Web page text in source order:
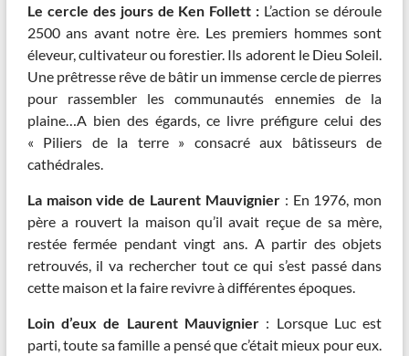
Le cercle des jours de Ken Follett : L’action se déroule
2500 ans avant notre ère. Les premiers hommes sont
éleveur, cultivateur ou forestier. Ils adorent le Dieu Soleil.
Une prêtresse rêve de bâtir un immense cercle de pierres
pour rassembler les communautés ennemies de la
plaine…A bien des égards, ce livre préfigure celui des
« Piliers de la terre » consacré aux bâtisseurs de
cathédrales.
La maison vide de Laurent Mauvignier: En 1976, mon
père a rouvert la maison qu’il avait reçue de sa mère,
restée fermée pendant vingt ans. A partir des objets
retrouvés, il va rechercher tout ce qui s’est passé dans
cette maison et la faire revivre à différentes époques.
Loin d’eux de Laurent Mauvignier: Lorsque Luc est
parti, toute sa famille a pensé que c’était mieux pour eux.